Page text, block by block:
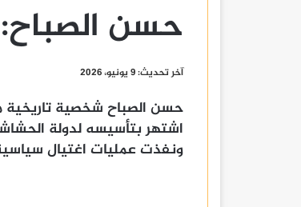
حسن
آخر تحديث: 9 يونيو، 2026
اشتهر بتأسيسه لدولة
ونفذت عمليات اغتيال